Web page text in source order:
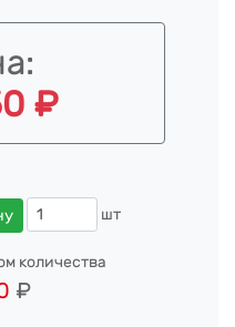
₽
шт
количества
₽